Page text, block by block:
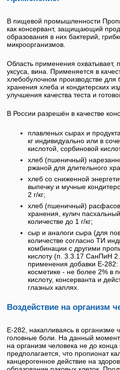
В пищевой промышленности
как консервант, защищающий
образования в них бактерий,
микроорганизмов.
Область применения охватывает,
уксуса, вина. Применяется в
хлебобулочном производстве для
хранения хлеба и кондитерских
улучшения качества теста и
В России разрешён в качестве
плавленых сырах и
кг индивидуально или в
кислотой, сорбиновой
хлеб (пшеничный)
ржаной для длительного
хлеб со сниженной
выпечку и мучные
2 г/кг;
хлеб (пшеничный)
хранения, кулич
количестве до 1 г/кг;
сыр и аналоги сыра (для
количестве согласно ТИ
комбинации с другими
кислоту (п. 3.3.17 СанПиН
применения добавки Е-282:
косметике - не более 2% в
кислоту, консерванта и
глазных каплях.
Воздействие на организм
Е-282 , накапливаясь в
головные боли. На данный момент
на организм человека не до конца
предполагается, что пропионат
канцерогенное действие на